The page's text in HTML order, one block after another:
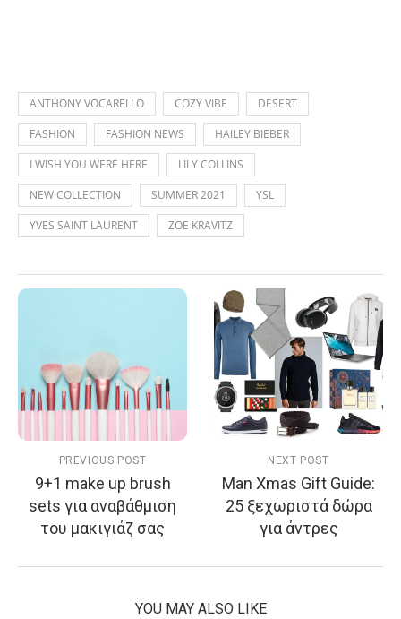
ANTHONY VOCARELLO COZY VIBE
DESERT
FASHION
FASHION NEWS
HAILEY BIEBER
I WISH YOU WERE HERE
LILY COLLINS
NEW COLLECTION
SUMMER 2021
YSL
YVES SAINT LAURENT
ZOE KRAVITZ
PREVIOUS POST
9+1 make up brush
sets για αναβάθμιση
του μακιγιάζ σας
NEXT POST
Man Xmas Gift Guide:
25 ξεχωριστά δώρα
για άντρες
YOU MAY ALSO LIKE